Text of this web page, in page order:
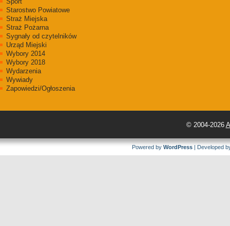
Starostwo Powiatowe
Straż Miejska
Straż Pożarna
Sygnały od czytelników
Urząd Miejski
Wybory 2014
Wybory 2018
Wydarzenia
Wywiady
Zapowiedzi/Ogłoszenia
© 2004-2026
Powered by WordPress | Developed